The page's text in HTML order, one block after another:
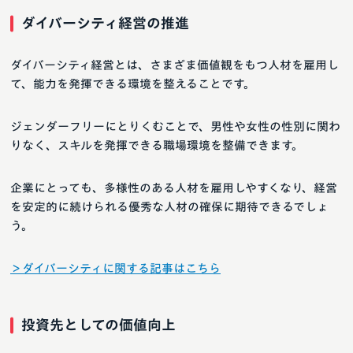
ダイバーシティ経営の推進
ダイバーシティ経営とは、さまざま価値観をもつ人材を雇用し
て、能力を発揮できる環境を整えることです。
ジェンダーフリーにとりくむことで、男性や女性の性別に関わ
りなく、スキルを発揮できる職場環境を整備できます。
企業にとっても、多様性のある人材を雇用しやすくなり、経営
を安定的に続けられる優秀な人材の確保に期待できるでしょ
う。
＞ダイバーシティに関する記事はこちら
投資先としての価値向上